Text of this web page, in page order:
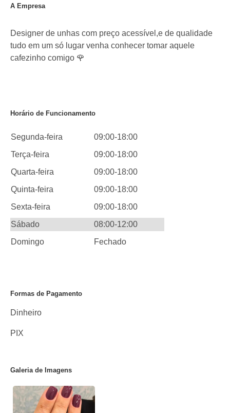
A Empresa
Designer de unhas com preço acessível,e de qualidade
tudo em um só lugar venha conhecer tomar aquele
cafezinho comigo 🌹
Horário de Funcionamento
Segunda-feira
09:00-18:00
Terça-feira
09:00-18:00
Quarta-feira
09:00-18:00
Quinta-feira
09:00-18:00
Sexta-feira
09:00-18:00
Sábado
08:00-12:00
Domingo
Fechado
Formas de Pagamento
Dinheiro
PIX
Galeria de Imagens